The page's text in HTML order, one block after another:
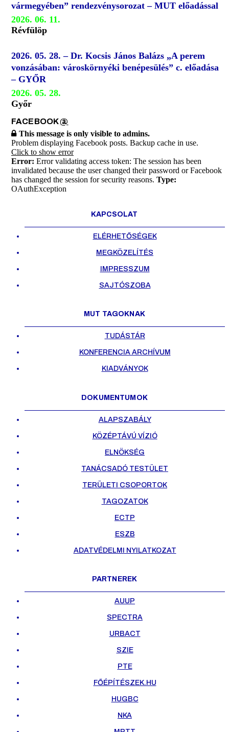
vármegyében” rendezvénysorozat – MUT előadással
2026. 06. 11.
Révfülöp
2026. 05. 28. – Dr. Kocsis János Balázs „A perem
vonzásában: városkörnyéki benépesülés” c. előadása
– GYŐR
2026. 05. 28.
Győr
FACEBOOK@
This message is only visible to admins.
Problem displaying Facebook posts. Backup cache in use.
Click to show error
Error: Error validating access token: The session has been
invalidated because the user changed their password or Facebook
has changed the session for security reasons. Type:
OAuthException
KAPCSOLAT
ELÉRHETŐSÉGEK
MEGKÖZELÍTÉS
IMPRESSZUM
SAJTÓSZOBA
MUT TAGOKNAK
TUDÁSTÁR
KONFERENCIA ARCHÍVUM
KIADVÁNYOK
DOKUMENTUMOK
ALAPSZABÁLY
KÖZÉPTÁVÚ VÍZIÓ
ELNÖKSÉG
TANÁCSADÓ TESTÜLET
TERÜLETI CSOPORTOK
TAGOZATOK
ECTP
ESZB
ADATVÉDELMI NYILATKOZAT
PARTNEREK
AUUP
SPECTRA
URBACT
SZIE
PTE
FŐÉPÍTÉSZEK.HU
HUGBC
NKA